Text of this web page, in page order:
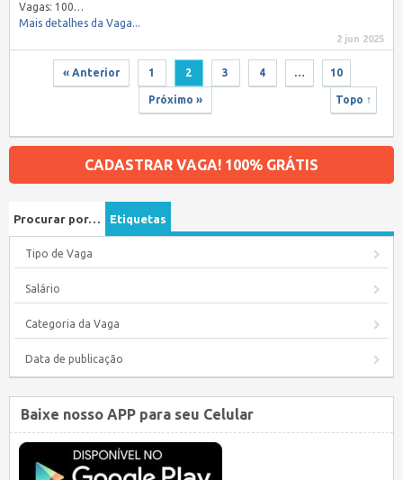
Vagas: 100…
Mais detalhes da Vaga...
2 jun 2025
« Anterior 1 2 3 4 … 10
Próximo » Topo ↑
CADASTRAR VAGA! 100% GRÁTIS
Procurar por… Etiquetas
Tipo de Vaga
Salário
Categoria da Vaga
Data de publicação
Baixe nosso APP para seu Celular